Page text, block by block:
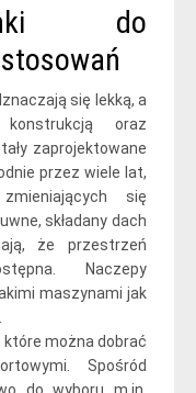
do
się lekką, a
oraz
zaprojektowane
przez wiele lat,
się
składany dach
że przestrzeń
Naczepy
maszynami jak
które można dobrać
Spośród